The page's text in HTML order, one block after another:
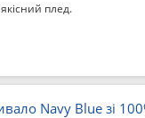
плед.
Navy Blue зі